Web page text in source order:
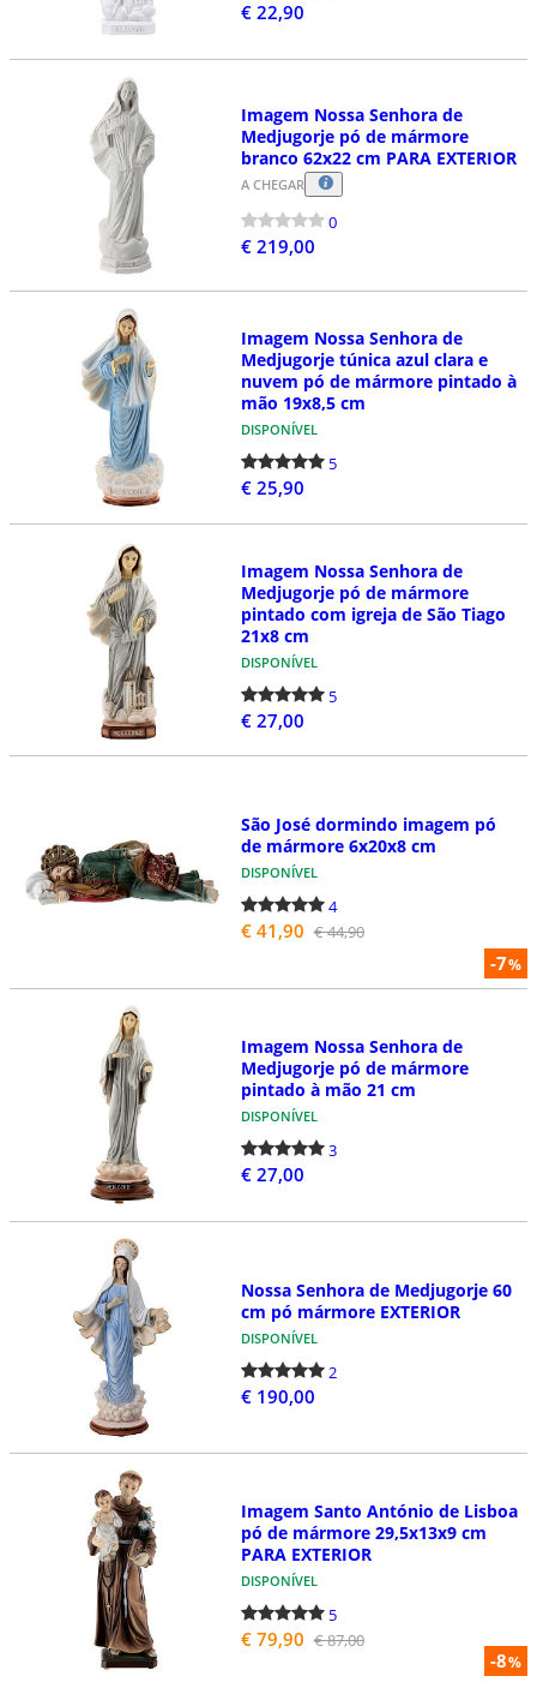
€ 22,90
Imagem Nossa Senhora de
Medjugorje pó de mármore
branco 62x22 cm PARA EXTERIOR
A CHEGAR
0
€ 219,00
Imagem Nossa Senhora de
Medjugorje túnica azul clara e
nuvem pó de mármore pintado à
mão 19x8,5 cm
DISPONÍVEL
5
€ 25,90
Imagem Nossa Senhora de
Medjugorje pó de mármore
pintado com igreja de São Tiago
21x8 cm
DISPONÍVEL
5
€ 27,00
-7%
São José dormindo imagem pó
de mármore 6x20x8 cm
DISPONÍVEL
4
€ 41,90 € 44,90
Imagem Nossa Senhora de
Medjugorje pó de mármore
pintado à mão 21 cm
DISPONÍVEL
3
€ 27,00
Nossa Senhora de Medjugorje 60
cm pó mármore EXTERIOR
DISPONÍVEL
2
€ 190,00
-8%
Imagem Santo António de Lisboa
pó de mármore 29,5x13x9 cm
PARA EXTERIOR
DISPONÍVEL
5
€ 79,90 € 87,00